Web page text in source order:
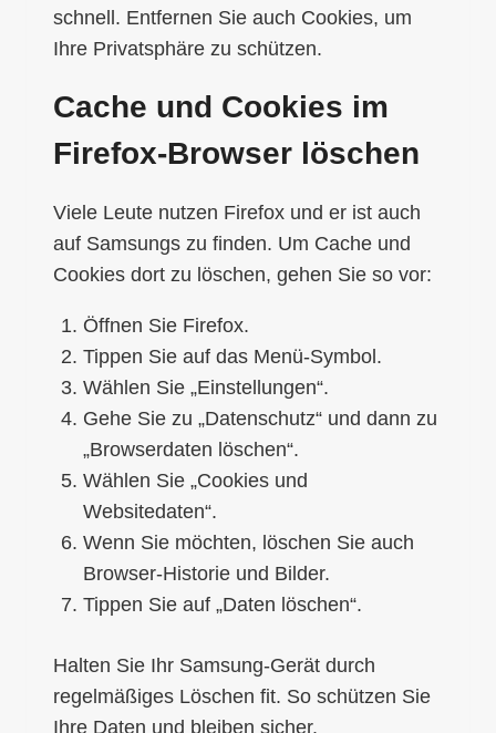
schnell. Entfernen Sie auch Cookies, um
Ihre Privatsphäre zu schützen.
Cache und Cookies im
Firefox-Browser löschen
Viele Leute nutzen Firefox und er ist auch
auf Samsungs zu finden. Um Cache und
Cookies dort zu löschen, gehen Sie so vor:
Öffnen Sie Firefox.
Tippen Sie auf das Menü-Symbol.
Wählen Sie „Einstellungen“.
Gehe Sie zu „Datenschutz“ und dann zu
„Browserdaten löschen“.
Wählen Sie „Cookies und
Websitedaten“.
Wenn Sie möchten, löschen Sie auch
Browser-Historie und Bilder.
Tippen Sie auf „Daten löschen“.
Halten Sie Ihr Samsung-Gerät durch
regelmäßiges Löschen fit. So schützen Sie
Ihre Daten und bleiben sicher.